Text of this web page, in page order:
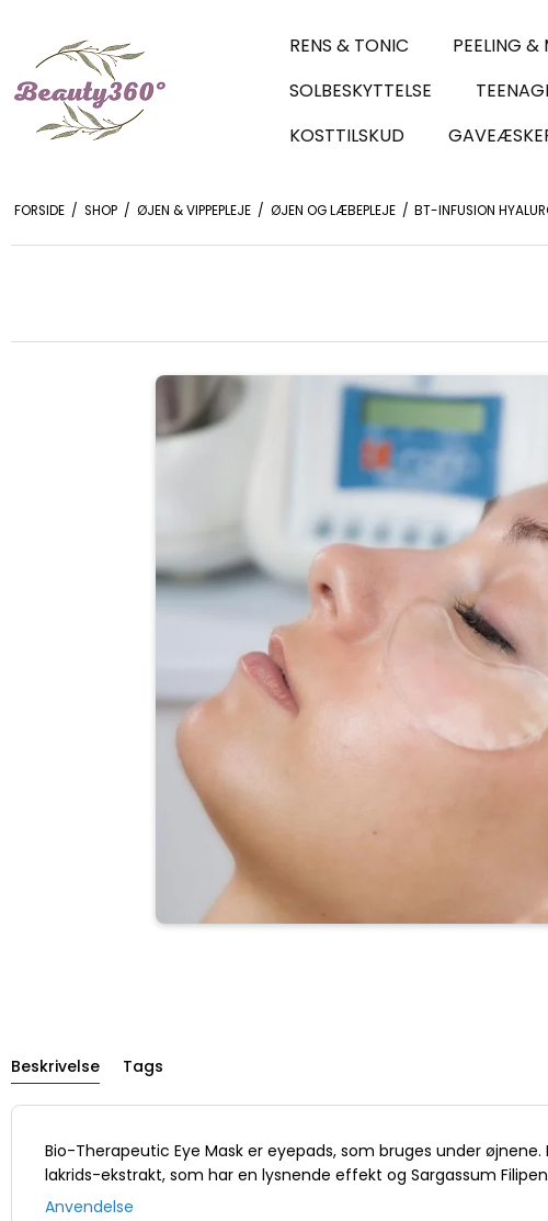
RENS & TONIC PEELING &
SOLBESKYTTELSE
KOSTTILSKUD
FORSIDE / SHOP / ØJEN & VIPPEPLEJE / ØJEN OG LÆBEPLEJE / BT-INFUSION
Beskrivelse Tags
Bio-Therapeutic Eye Mask er eyepads, som bruges under
lakrids-ekstrakt, som har en lysnende effekt og Sargassum
Anvendelse